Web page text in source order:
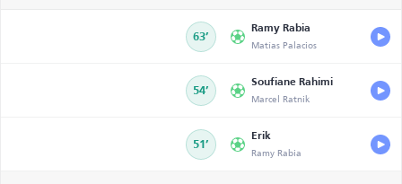
63’
Ramy Rabia
Matías Palacios
54’
Soufiane Rahimi
Marcel Ratnik
51’
Erik
Ramy Rabia